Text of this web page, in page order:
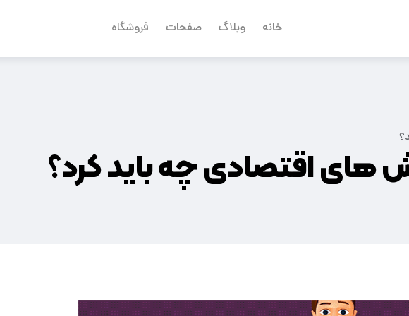
خانه وبلاگ صفحات فروشگاه
های اقتصادی چه باید کرد؟